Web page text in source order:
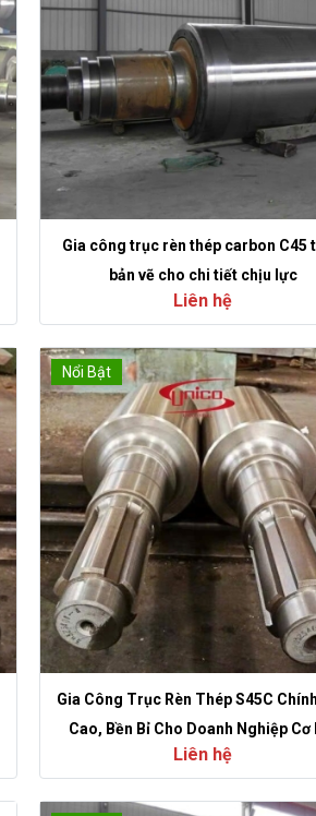
Gia công trục rèn thép carbon C45
bản vẽ cho chi tiết chịu lực
Liên hệ
Nổi Bật
Gia Công Trục Rèn Thép S45C
Cao, Bền Bỉ Cho Doanh Nghiệp Cơ
Liên hệ